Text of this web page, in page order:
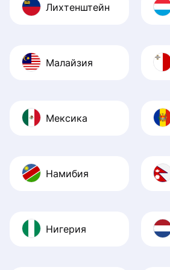
Лихтенштейн
Малайзия
Мексика
Намибия
Нигерия